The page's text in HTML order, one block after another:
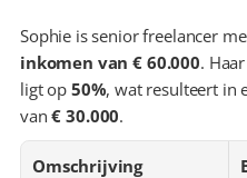
Sophie is senior freelancer
inkomen van € 60.000. Haar
ligt op 50%, wat resulteert in
van € 30.000.
Omschrijving